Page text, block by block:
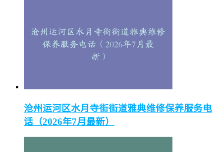
沧州运河区水月寺街街道雅典维修保养服务电
话（2026年7月最新）